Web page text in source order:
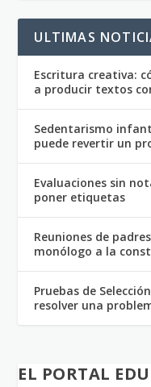
ULTIMAS
Escritura creativa:
a producir textos
Sedentarismo
puede revertir un
Evaluaciones sin
poner etiquetas
Reuniones de
monólogo a la
Pruebas de
resolver una
EL PORTAL